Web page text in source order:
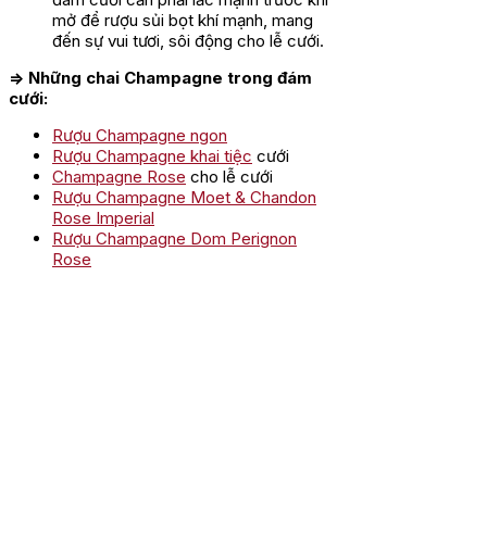
mở để rượu sủi bọt khí mạnh, mang
đến sự vui tươi, sôi động cho lễ cưới.
=> Những chai Champagne trong đám
cưới:
Rượu Champagne ngon
Rượu Champagne khai tiệc cưới
Champagne Rose cho lễ cưới
Rượu Champagne Moet & Chandon
Rose Imperial
Rượu Champagne Dom Perignon
Rose